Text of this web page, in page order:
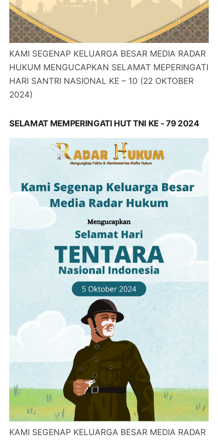
KAMI SEGENAP KELUARGA BESAR MEDIA RADAR
HUKUM MENGUCAPKAN SELAMAT MEPERINGATI
HARI SANTRI NASIONAL KE – 10 (22 OKTOBER
2024)
SELAMAT MEMPERINGATI HUT TNI KE - 79 2024
KAMI SEGENAP KELUARGA BESAR MEDIA RADAR